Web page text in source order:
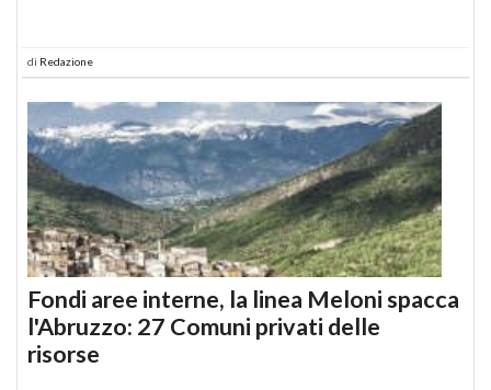
di Redazione
Fondi aree interne, la linea Meloni spacca
l'Abruzzo: 27 Comuni privati delle
risorse